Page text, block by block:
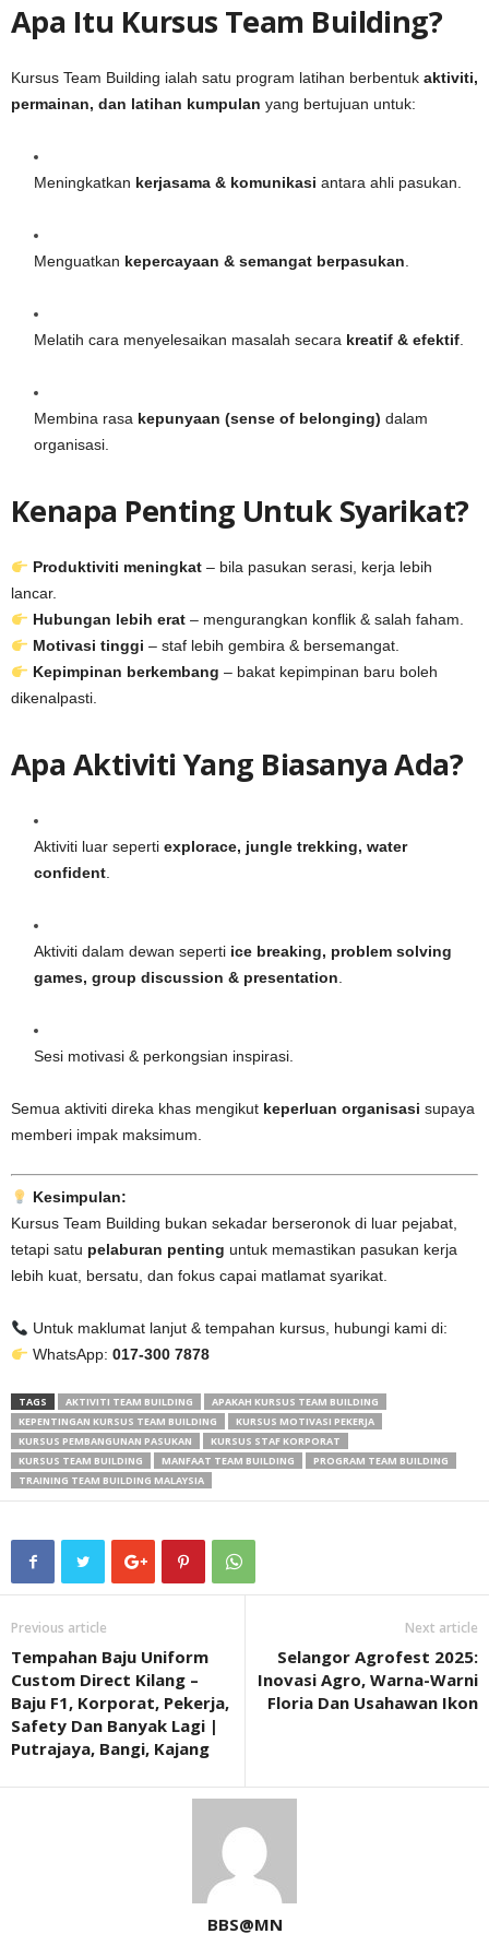
Apa Itu Kursus Team Building?
Kursus Team Building ialah satu program latihan berbentuk aktiviti,
permainan, dan latihan kumpulan yang bertujuan untuk:
Meningkatkan kerjasama & komunikasi antara ahli pasukan.
Menguatkan kepercayaan & semangat berpasukan.
Melatih cara menyelesaikan masalah secara kreatif & efektif.
Membina rasa kepunyaan (sense of belonging) dalam
organisasi.
Kenapa Penting Untuk Syarikat?
Produktiviti meningkat– bila pasukan serasi, kerja lebih
lancar.
Hubungan lebih erat– mengurangkan konflik & salah faham.
Motivasi tinggi – staf lebih gembira & bersemangat.
Kepimpinan berkembang – bakat kepimpinan baru boleh
dikenalpasti.
Apa Aktiviti Yang Biasanya Ada?
Aktiviti luar seperti explorace, jungle trekking, water
confident.
Aktiviti dalam dewan seperti ice breaking, problem solving
games, group discussion & presentation.
Sesi motivasi & perkongsian inspirasi.
Semua aktiviti direka khas mengikut keperluan organisasi supaya
memberi impak maksimum.
Kesimpulan:
Kursus Team Building bukan sekadar berseronok di luar pejabat,
tetapi satu pelaburan penting untuk memastikan pasukan kerja
lebih kuat, bersatu, dan fokus capai matlamat syarikat.
Untuk maklumat lanjut & tempahan kursus, hubungi kami di:
WhatsApp: 017-300 7878
TAGS AKTIVITI TEAM BUILDING
APAKAH KURSUS TEAM BUILDING
KEPENTINGAN KURSUS TEAM BUILDING
KURSUS MOTIVASI PEKERJA
KURSUS PEMBANGUNAN PASUKAN
KURSUS STAF KORPORAT
KURSUS TEAM BUILDING
MANFAAT TEAM BUILDING
PROGRAM TEAM BUILDING
TRAINING TEAM BUILDING MALAYSIA
Previous article
Tempahan Baju Uniform
Custom Direct Kilang –
Baju F1, Korporat, Pekerja,
Safety Dan Banyak Lagi |
Putrajaya, Bangi, Kajang
Next article
Selangor Agrofest 2025:
Inovasi Agro, Warna-Warni
Floria Dan Usahawan Ikon
BBS@MN